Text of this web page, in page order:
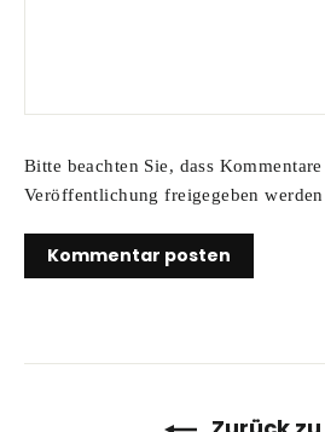
Bitte beachten Sie, dass
Veröffentlichung freigegeben werden